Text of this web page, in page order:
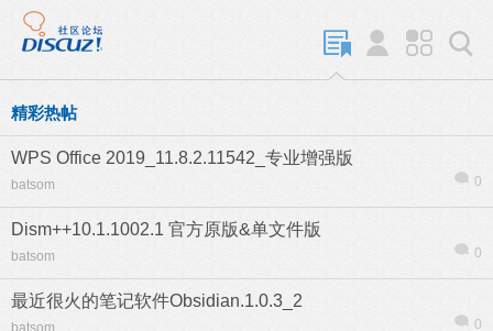
精彩热帖
WPS Office 2019_11.8.2.11542_专业增强版
batsom 0
Dism++10.1.1002.1 官方原版&单文件版
batsom 0
最近很火的笔记软件Obsidian.1.0.3_2
batsom 0